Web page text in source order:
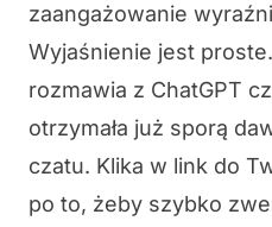
zaangażowanie
Wyjaśnienie jest
rozmawia z ChatGPT
otrzymała już sporą
czatu. Klika w link do
po to, żeby szybko